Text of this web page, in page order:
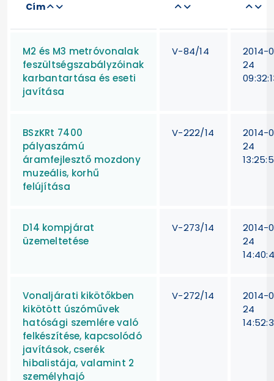
Cím
M2 és M3 metróvonalak
feszültségszabályzóinak
karbantartása és eseti
javítása
V-84/14
2014-
24
BSzKRt 7400
pályaszámú
áramfejlesztő mozdony
muzeális, korhű
felújítása
V-222/14
2014-
24
D14 kompjárat
üzemeltetése
V-273/14
2014-
24
Vonaljárati kikötőkben
kikötött úszóművek
hatósági szemlére való
felkészítése, kapcsolódó
javítások, cserék
hibalistája, valamint 2
személyhajó
V-272/14
2014-
24